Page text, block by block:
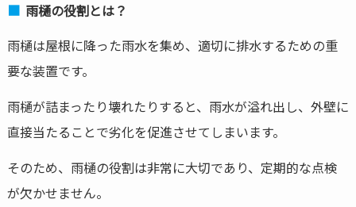
雨樋の役割とは？
雨樋は屋根に降った雨水を集め、適切に排水するための重
要な装置です。
雨樋が詰まったり壊れたりすると、雨水が溢れ出し、外壁に
直接当たることで劣化を促進させてしまいます。
そのため、雨樋の役割は非常に大切であり、定期的な点検
が欠かせません。